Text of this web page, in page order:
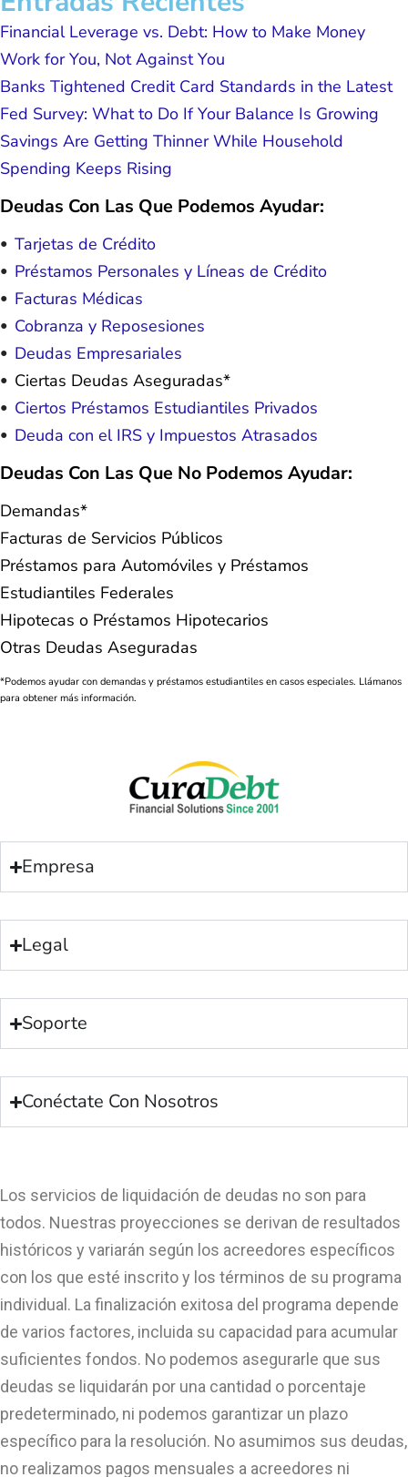
Financial Leverage vs. Debt: How to Make Money
Work for You, Not Against You
Banks Tightened Credit Card Standards in the Latest
Fed Survey: What to Do If Your Balance Is Growing
Savings Are Getting Thinner While Household
Spending Keeps Rising
Deudas Con Las Que Podemos Ayudar:
Tarjetas de Crédito
Préstamos Personales y Líneas de Crédito
Facturas Médicas
Cobranza y Reposesiones
Deudas Empresariales
Ciertas Deudas Aseguradas*
Ciertos Préstamos Estudiantiles Privados
Deuda con el IRS y Impuestos Atrasados
Deudas Con Las Que No Podemos Ayudar:
Demandas*
Facturas de Servicios Públicos
Préstamos para Automóviles y Préstamos
Estudiantiles Federales
Hipotecas o Préstamos Hipotecarios
Otras Deudas Aseguradas
*Podemos ayudar con demandas y préstamos estudiantiles en casos especiales. Llámanos
para obtener más información.
Empresa
Legal
Soporte
Conéctate Con Nosotros
Los servicios de liquidación de deudas no son para
todos. Nuestras proyecciones se derivan de resultados
históricos y variarán según los acreedores específicos
con los que esté inscrito y los términos de su programa
individual. La finalización exitosa del programa depende
de varios factores, incluida su capacidad para acumular
suficientes fondos. No podemos asegurarle que sus
deudas se liquidarán por una cantidad o porcentaje
predeterminado, ni podemos garantizar un plazo
específico para la resolución. No asumimos sus deudas,
no realizamos pagos mensuales a acreedores ni